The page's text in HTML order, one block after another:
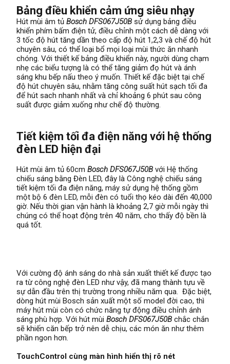
Bảng điều khiển cảm ứng siêu nhạy
Hút mùi âm tủ Bosch DFS067J50B sử dụng bảng điều
khiển phím bấm điện tử, điều chỉnh một cách dễ dàng với
3 tốc độ hút tăng dần theo cấp độ hút 1,2,3 và chế độ hút
chuyên sâu, có thể loại bổ mọi loại mùi thức ăn nhanh
chóng. Với thiết kế bảng điều khiển này, người dùng chạm
nhẹ các biểu tượng là có thể tăng giảm đọ hút và ánh
sáng khu bếp nấu theo ý muốn. Thiết kế đặc biệt tại chế
độ hút chuyên sâu, nhằm tăng công suất hút sạch tối đa
để hút sach nhanh nhất và chỉ khoảng 6 phút sau công
suất được giảm xuống như chế độ thường.
Tiết kiệm tối đa điện năng với hệ thống
đèn LED hiện đại
Hút mùi âm tủ 60cm Bosch DFS067J50B với Hệ thống
chiếu sáng bằng Đèn LED, đây là Công nghệ chiếu sáng
tiết kiệm tối đa điện năng, máy sử dụng hệ thống gồm
một bộ 6 đèn LED, mỗi đèn có tuổi thọ kéo dài đến 40,000
giờ. Nếu thời gian vận hành là khoảng 2,7 giờ mỗi ngày thì
chúng có thể hoạt động trên 40 năm, cho thấy độ bền là
quá tốt.
Với cường độ ánh sáng do nhà sản xuất thiết kế được tạo
ra từ công nghệ đèn LED như vậy, đã mang thành tựu về
sự dẫn đầu trên thị trường trong nhiều năm qua. Đặc biệt,
dòng hút mùi Bosch sản xuất một số model đời cao, thì
máy hút mùi còn có chức năng tự động điều chỉnh ánh
sáng phù hợp. Với hút mùi Bosch DFS067J50B chắc chắn
sẽ khiến căn bếp trở nên dễ chịu, các món ăn như thêm
phần ngon hơn.
TouchControl cùng màn hình hiển thị rõ nét